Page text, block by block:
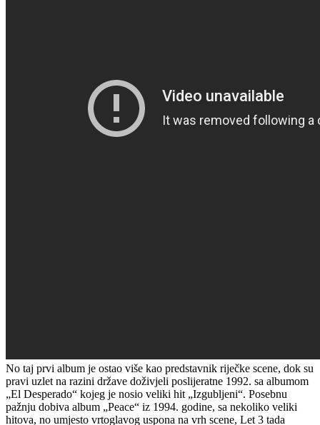
No taj prvi album je ostao više kao predstavnik riječke scene, dok su
pravi uzlet na razini države doživjeli poslijeratne 1992. sa albumom
„El Desperado“ kojeg je nosio veliki hit „Izgubljeni“. Posebnu
pažnju dobiva album „Peace“ iz 1994. godine, sa nekoliko veliki
hitova, no umjesto vrtoglavog uspona na vrh scene, Let 3 tada